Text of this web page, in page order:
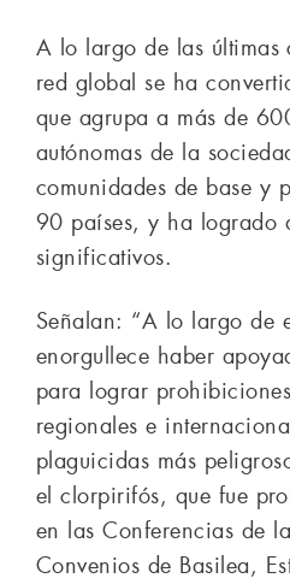
A lo largo de las últimas
red global se ha
que agrupa a más de
autónomas de la
comunidades de base y
90 países, y ha logrado
significativos.
Señalan: “A lo largo de
enorgullece haber
para lograr
regionales e
plaguicidas más
el clorpirifós, que fue
en las Conferencias de
Convenios de Basilea,